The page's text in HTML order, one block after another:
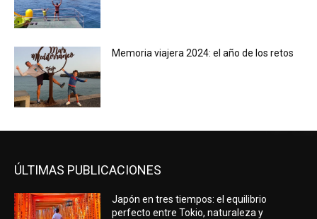
Memoria viajera 2024: el año de los retos
ÚLTIMAS PUBLICACIONES
Japón en tres tiempos: el equilibrio
perfecto entre Tokio, naturaleza y